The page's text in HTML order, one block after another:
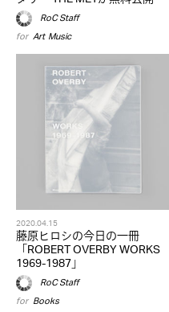
RoC Staff
for Art,Music
2020.04.15
藤原ヒロシの今日の一冊
「ROBERT OVERBY WORKS
1969-1987」
RoC Staff
for Books